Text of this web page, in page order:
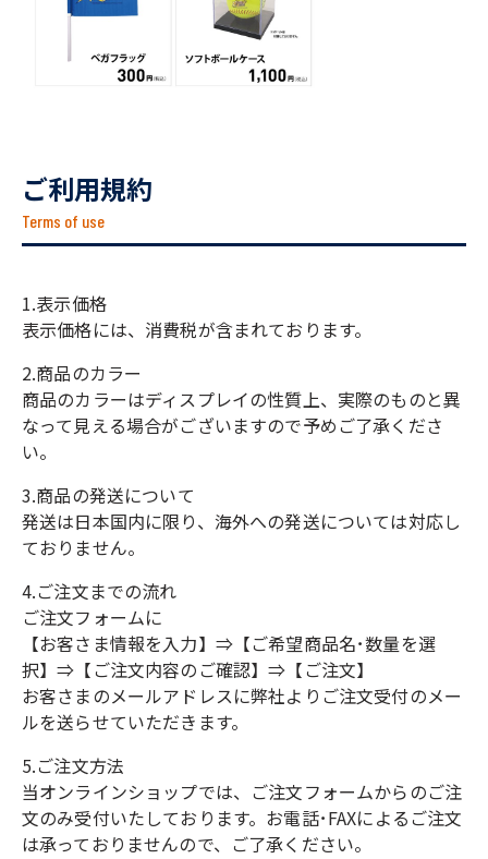
ご利用規約
Terms of use
1.表示価格
表示価格には、消費税が含まれております。
2.商品のカラー
商品のカラーはディスプレイの性質上、実際のものと異
なって見える場合がございますので予めご了承くださ
い。
3.商品の発送について
発送は日本国内に限り、海外への発送については対応し
ておりません。
4.ご注文までの流れ
ご注文フォームに
【お客さま情報を入力】⇒【ご希望商品名･数量を選
択】⇒【ご注文内容のご確認】⇒【ご注文】
お客さまのメールアドレスに弊社よりご注文受付のメー
ルを送らせていただきます。
5.ご注文方法
当オンラインショップでは、ご注文フォームからのご注
文のみ受付いたしております。お電話･FAXによるご注文
は承っておりませんので、ご了承ください。